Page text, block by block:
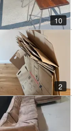
10
2